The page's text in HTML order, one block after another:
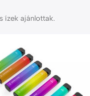
ízek ajánlottak.